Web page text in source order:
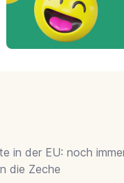
in der EU: noch
die Zeche